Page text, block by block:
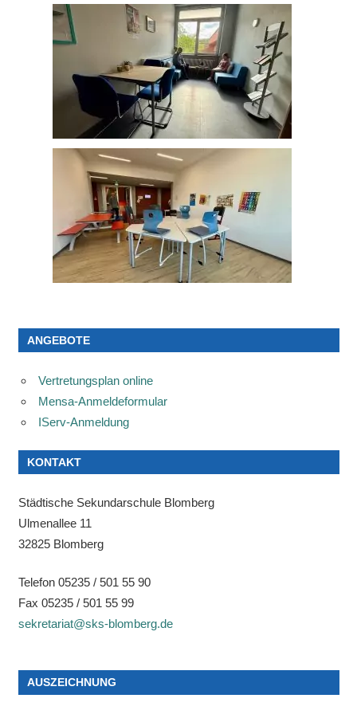
ANGEBOTE
Vertretungsplan online
Mensa-Anmeldeformular
IServ-Anmeldung
KONTAKT
Städtische Sekundarschule Blomberg
Ulmenallee 11
32825 Blomberg
Telefon 05235 / 501 55 90
Fax 05235 / 501 55 99
sekretariat@sks-blomberg.de
AUSZEICHNUNG